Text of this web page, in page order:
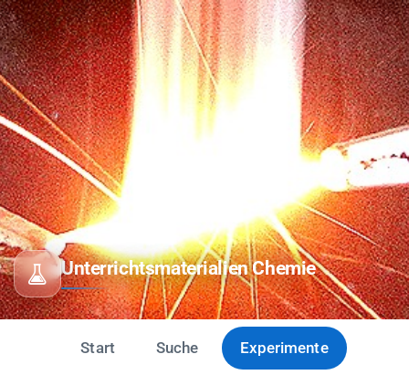
Unterrichtsmaterialien Chemie
Start Suche Experimente